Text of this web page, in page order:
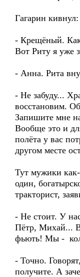
Гагарин кивнул:
- Крещёный. Как
Вот Риту я уже
- Анна. Рита
- Не забуду...
восстановим.
Запишите мне
Вообще это и
полёта у вас
другом месте
Тут мужики
один,
тракторист,
- Не стоит. У
Пётр, Михай...
фьють! Мы -
- Точно.
получите. А